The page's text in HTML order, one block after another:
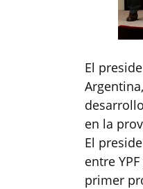
El
en la
El
entre
primer